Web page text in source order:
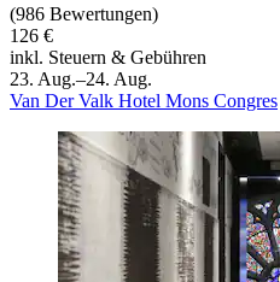
(986 Bewertungen)
126 €
inkl. Steuern & Gebühren
23. Aug.–24. Aug.
Van Der Valk Hotel Mons Congres